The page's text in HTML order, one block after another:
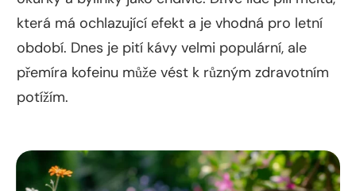
která má ochlazující efekt a je vhodná pro letní
období. Dnes je pití kávy velmi populární, ale
přemíra kofeinu může vést k různým zdravotním
potížím.